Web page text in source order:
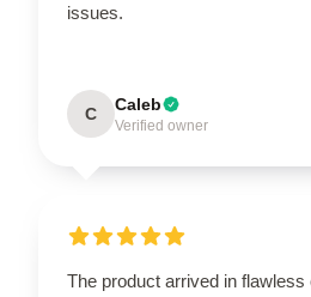
issues.
C Caleb
Verified owner
The product arrived in flawless